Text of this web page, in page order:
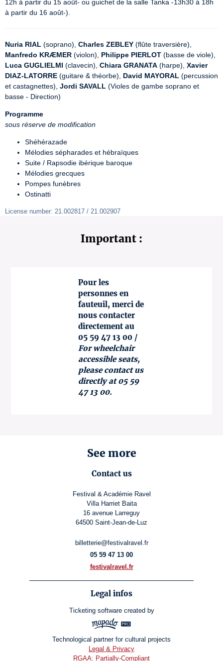
12h à partir du 15 août- ou guichet de la salle Tanka -13h30 à 18h
à partir du 16 août-).
Nuria RIAL (soprano), Charles ZEBLEY
Manfredo KRÆMER (violon), Philippe PIERLOT
Luca GUGLIELMI (clavecin), Chiara GRANATA (harpe), Xavier
DIAZ-LATORRE (guitare & théorbe), David MAYORAL (percussion
et castagnettes), Jordi SAVALL (Violes de gambe soprano et
basse - Direction)
Programme
sous réserve de modification
Shéhérazade
Mélodies sépharades et hébraïques
Suite / Rapsodie ibérique baroque
Mélodies grecques
Pompes funèbres
Ostinatti
License number: 21.002817 / 21.002907
Important :
Pour les
personnes en
fauteuil, merci de
nous contacter
directement au
05 59 47 13 00 /
For wheelchair
accessible seats,
please contact us
directly at 05 59
47 13 00.
See more
Contact us
Festival & Académie Ravel
Villa Harriet Baita
16 avenue Larreguy
64500 Saint-Jean-de-Luz
billetterie@festivalravel.fr
05 59 47 13 00
festivalravel.fr
Legal infos
Ticketing software created by
Technological partner for cultural projects
Legal & Privacy
RGAA: Partially-Compliant